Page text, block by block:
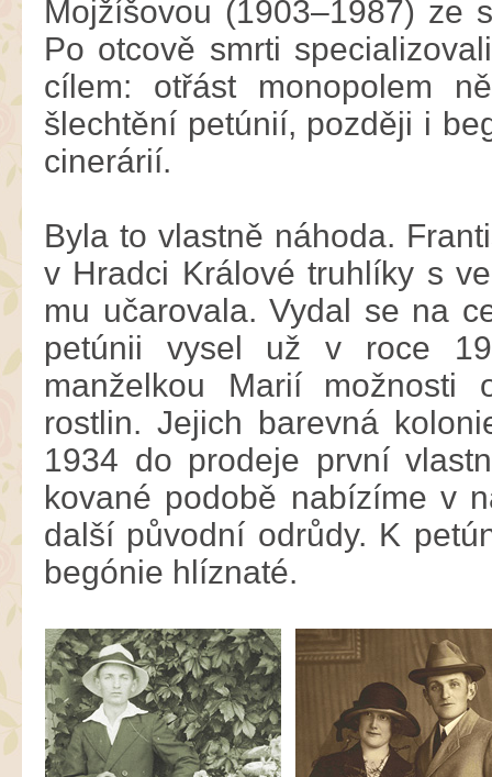
Mojžíšovou (1903–1987) ze
Po otcově smrti
cílem: otřást monopolem
šlechtění petúnií, později i
cinerárií.
Byla to vlastně náhoda.
v Hradci Králové truhlíky s
mu učarovala. Vydal se na
petúnii vysel už v roce
manželkou Marií možnosti
rostlin. Jejich barevná
1934 do prodeje první
kované podobě nabízíme v
další původní odrůdy. K
begónie hlíznaté.